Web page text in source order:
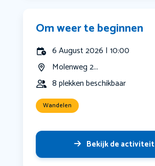
Om weer te beginnen
6 August 2026 | 10:00
Molenweg 2...
8 plekken beschikbaar
Wandelen
Bekijk de activiteit